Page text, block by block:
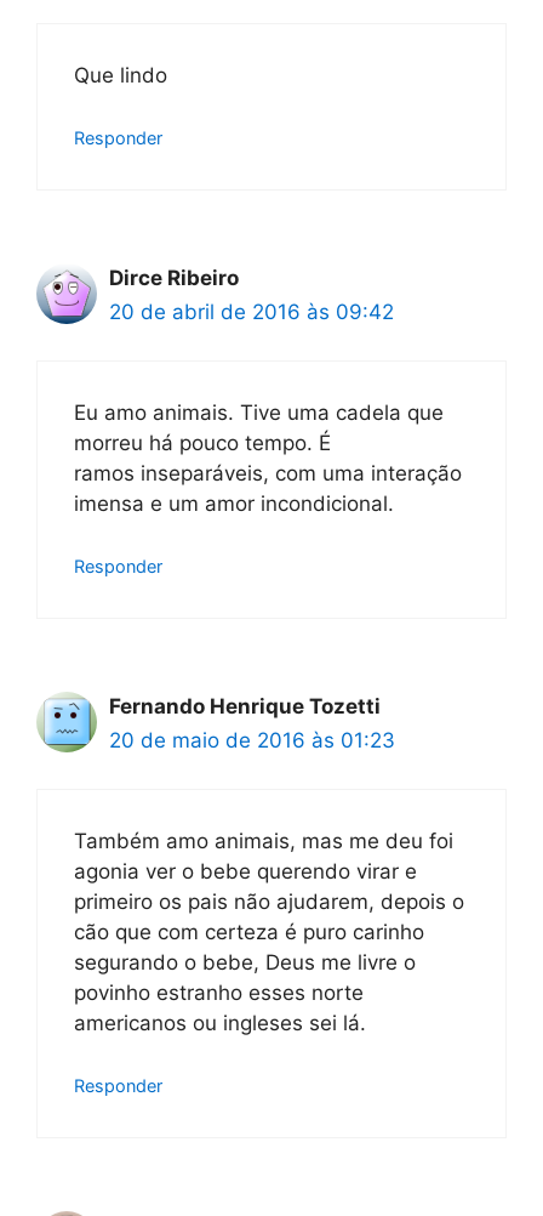
Que lindo
Responder
Dirce Ribeiro
20 de abril de 2016 às 09:42
Eu amo animais. Tive uma cadela que
morreu há pouco tempo. É
ramos inseparáveis, com uma interação
imensa e um amor incondicional.
Responder
Fernando Henrique Tozetti
20 de maio de 2016 às 01:23
Também amo animais, mas me deu foi
agonia ver o bebe querendo virar e
primeiro os pais não ajudarem, depois o
cão que com certeza é puro carinho
segurando o bebe, Deus me livre o
povinho estranho esses norte
americanos ou ingleses sei lá.
Responder